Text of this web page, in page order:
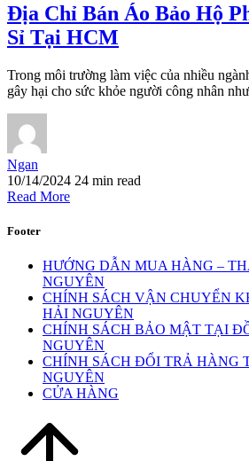
Địa Chỉ Bán Áo Bảo Hộ
Sỉ Tại HCM
Trong môi trường làm việc của nhiều
gây hại cho sức khỏe người công nhân
Ngan
10/14/2024 24 min read
Read More
Footer
HƯỚNG DẪN MUA HÀNG –
NGUYÊN
CHÍNH SÁCH VẬN CHUYỂN
HẢI NGUYÊN
CHÍNH SÁCH BẢO MẬT TẠI
NGUYÊN
CHÍNH SÁCH ĐỔI TRẢ HÀNG
NGUYÊN
CỬA HÀNG